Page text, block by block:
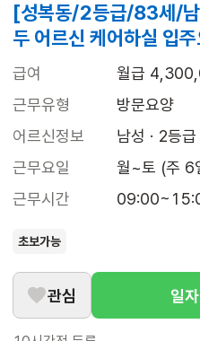
[성복동/2등급/83세/
두 어르신 케어하실 입
급여
월급
근무유형
방문요양
어르신정보
남성 · 2등급
근무요일
월~토 (주 6
근무시간
초보가능
관심 일